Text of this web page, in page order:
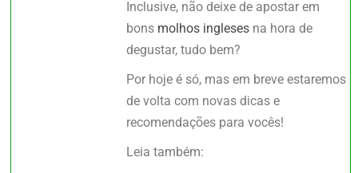
Inclusive, não deixe de apostar em
bons molhos ingleses na hora de
degustar, tudo bem?
Por hoje é só, mas em breve estaremos
de volta com novas dicas e
recomendações para vocês!
Leia também: